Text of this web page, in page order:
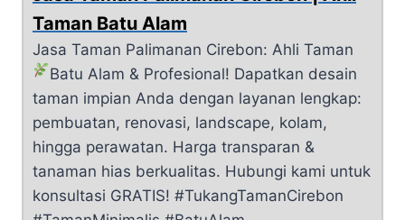
Taman Batu Alam
Jasa Taman Palimanan Cirebon: Ahli Taman
Batu Alam & Profesional! Dapatkan desain
taman impian Anda dengan layanan lengkap:
pembuatan, renovasi, landscape, kolam,
hingga perawatan. Harga transparan &
tanaman hias berkualitas. Hubungi kami untuk
konsultasi GRATIS! #TukangTamanCirebon